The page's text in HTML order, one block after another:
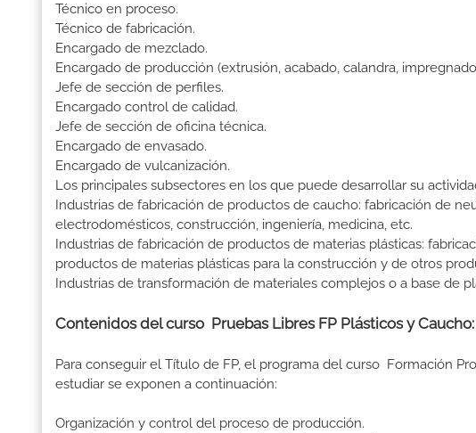
Técnico en proceso.
Técnico de fabricación.
Encargado de mezclado.
Encargado de producción (extrusión, acabado, calandra,
Jefe de sección de perfiles.
Encargado control de calidad.
Jefe de sección de oficina técnica.
Encargado de envasado.
Encargado de vulcanización.
Los principales subsectores en los que puede desarrollar su
Industrias de fabricación de productos de caucho: fabricación de
electrodomésticos, construcción, ingeniería, medicina, etc.
Industrias de fabricación de productos de materias plásticas:
productos de materias plásticas para la construcción y de otros
Industrias de transformación de materiales complejos o a base de
Contenidos del curso Pruebas Libres FP Plásticos y Caucho:
Para conseguir el Título de FP, el programa del curso Formación
estudiar se exponen a continuación:
Organización y control del proceso de producción.